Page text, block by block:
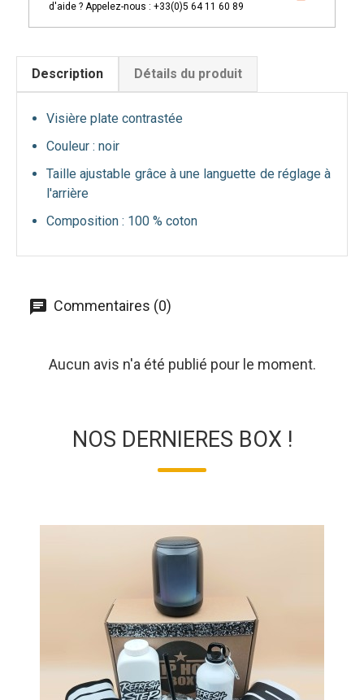
d'aide ? Appelez-nous : +33(0)5 64 11 60 89
Description Détails du produit
Visière plate contrastée
Couleur : noir
Taille ajustable grâce à une languette de réglage à
l'arrière
Composition : 100 % coton
Commentaires (0)
Aucun avis n'a été publié pour le moment.
NOS DERNIERES BOX !